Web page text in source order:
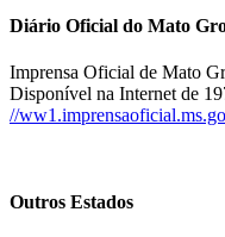
Diário Oficial do Mato
Imprensa Oficial de Mato
Disponível na Internet de
//
Outros Estados